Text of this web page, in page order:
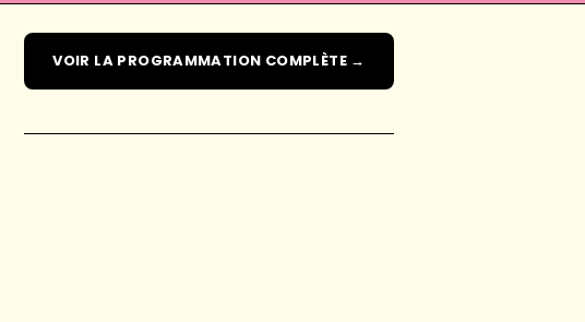
VOIR LA PROGRAMMATION COMPLÈTE →